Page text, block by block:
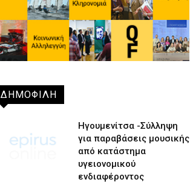
ΔΗΜΟΦΙΛΗ
Ηγουμενίτσα -Σύλληψη
για παραβάσεις μουσικής
από κατάστημα
υγειονομικού
ενδιαφέροντος